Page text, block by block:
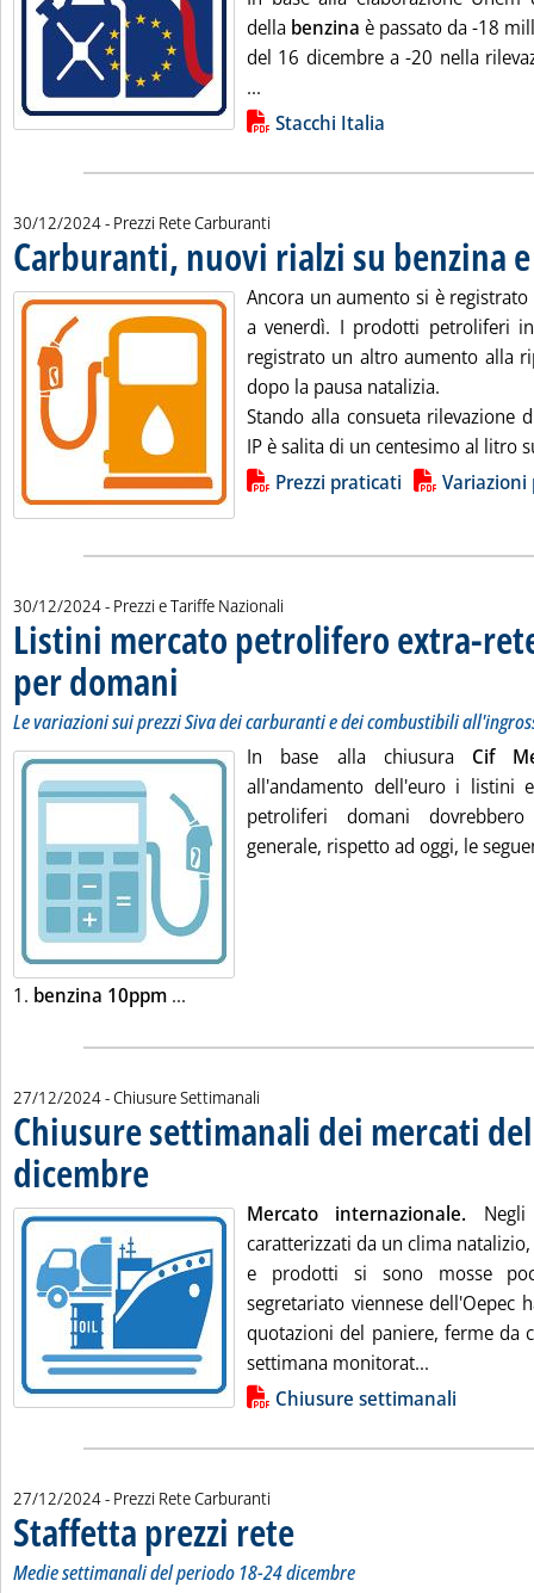
della benzina è passato da -18
del 16 dicembre a -20 nella
...
Lista allegati PDF alla notizia
Stacchi Italia
30/12/2024- Prezzi Rete Carburanti
Carburanti, nuovi rialzi su benzina
Ancora un aumento si è
a venerdì. I prodotti petroliferi
registrato un altro aumento alla
dopo la pausa natalizia.
Stando alla consueta rilevazione
IP è salita di un centesimo al litro
Lista allegati PDF alla notiziaPrezzi praticati Variazioni
30/12/2024- Prezzi e Tariffe Nazionali
Listini mercato petrolifero extra-
per domani . Sottotitolo: Le variazioni sui prezzi Siva dei carburanti e dei
. Pubblicata lunedì 30 dicembre 2024 alle 9.6.
Le variazioni sui prezzi Siva dei carburanti e dei combustibili
In base alla chiusura Cif
all'andamento dell'euro i listini
petroliferi domani
generale, rispetto ad oggi, le
1. benzina 10ppm ...
27/12/2024- Chiusure Settimanali
Chiusure settimanali dei mercati
dicembre
. Pubblicata venerdì 27 dicembre 2024 alle 13.16.Mercato internazionale.
caratterizzati da un clima
e prodotti si sono mosse
segretariato viennese dell'Oepec
quotazioni del paniere, ferme da
settimana monitorat...
Lista allegati PDF alla notiziaChiusure settimanali
27/12/2024- Prezzi Rete Carburanti
Staffetta prezzi rete
Medie settimanali del periodo 18-24 dicembre